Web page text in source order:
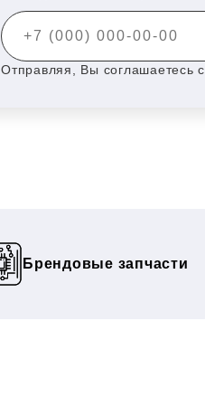
Отправляя, Вы соглашаетесь с
Брендовые запчасти